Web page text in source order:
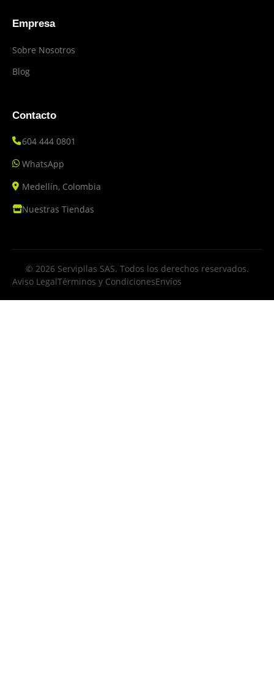
Empresa
Sobre Nosotros
Blog
Contacto
604 444 0801
WhatsApp
Medellín, Colombia
Nuestras Tiendas
© 2026 Servipilas SAS. Todos los derechos reservados.
Aviso LegalTérminos y CondicionesEnvíos